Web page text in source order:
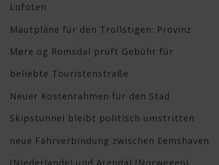
Lofoten
Mautpläne für den Trollstigen: Provinz
Møre og Romsdal prüft Gebühr für
beliebte Touristenstraße
Neuer Kostenrahmen für den Stad
Skipstunnel bleibt politisch umstritten
neue Fährverbindung zwischen Eemshaven
(Niederlande) und Arendal (Norwegen)